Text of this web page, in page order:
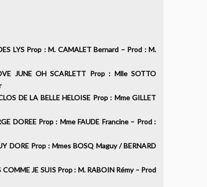
LYS Prop : M. CAMALET Bernard – Prod : M.
JUNE OH SCARLETT Prop : Mlle SOTTO
DE LA BELLE HELOISE Prop : Mme GILLET
DOREE Prop : Mme FAUDE Francine – Prod :
DORE Prop : Mmes BOSQ Maguy / BERNARD
JE SUIS Prop : M. RABOIN Rémy – Prod